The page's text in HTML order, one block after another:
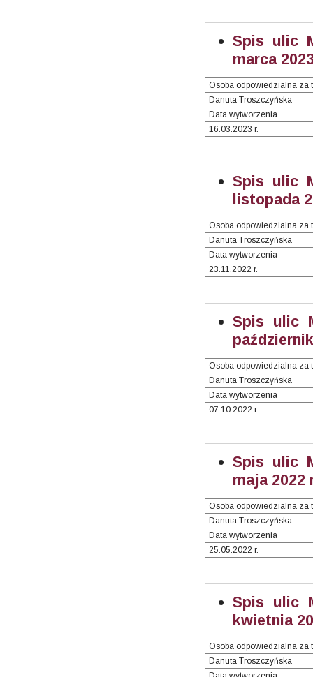
Spis ulic
marca
Osoba odpowiedzialna za
Danuta Troszczyńska
Data wytworzenia
16.03.2023 r.
Spis ulic
listopada
Osoba odpowiedzialna za
Danuta Troszczyńska
Data wytworzenia
23.11.2022 r.
Spis ulic
Osoba odpowiedzialna za
Danuta Troszczyńska
Data wytworzenia
07.10.2022 r.
Spis ulic
maja 2022
Osoba odpowiedzialna za
Danuta Troszczyńska
Data wytworzenia
25.05.2022 r.
Spis ulic
kwietnia
Osoba odpowiedzialna za
Danuta Troszczyńska